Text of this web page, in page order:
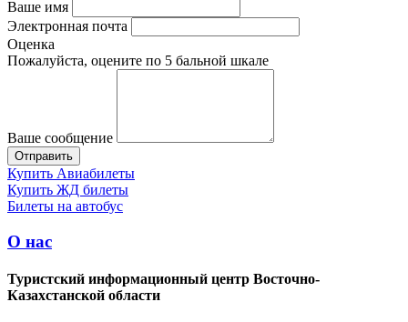
Ваше имя
Электронная почта
Оценка
Пожалуйста, оцените по 5 бальной шкале
Ваше сообщение
Купить Авиабилеты
Купить ЖД билеты
Билеты на автобус
О нас
Туристский информационный центр Восточно-
Казахстанской области